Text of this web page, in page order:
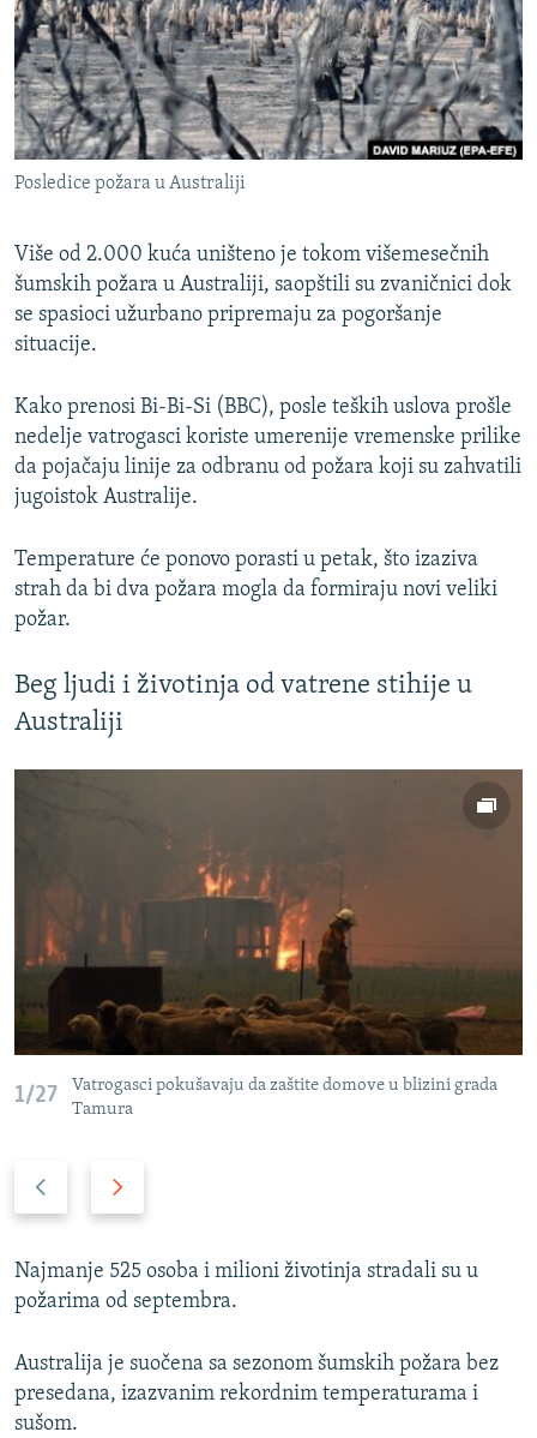
ISPRIČAJ MI
DNEVNO@RSE
SPECIJALI RSE
VIŠE OD NASLOVA
GENOCID U SREBRENICI
POPLAVE I KLIZIŠTA U BIH 2024.
TV LIBERTY
POST SCRIPTUM
TRI DECENIJE OD RATA U BIH
SVE KARTE DEJTONA
NASTANAK I RASPAD JUGOSLAVIJE
PRATITE NAS
Sve RFE/RL stranice
Posledice požara u Australiji
Više od 2.000 kuća uništeno je tokom višemesečnih
šumskih požara u Australiji, saopštili su zvaničnici dok
se spasioci užurbano pripremaju za pogoršanje
situacije.
Kako prenosi Bi-Bi-Si (BBC), posle teških uslova prošle
nedelje vatrogasci koriste umerenije vremenske prilike
da pojačaju linije za odbranu od požara koji su zahvatili
jugoistok Australije.
Temperature će ponovo porasti u petak, što izaziva
strah da bi dva požara mogla da formiraju novi veliki
požar.
Beg ljudi i životinja od vatrene stihije u
Australiji
1/27
Vatrogasci pokušavaju da zaštite domove u blizini grada
Tamura
t
h
d
n
i
e
d
i
s
Najmanje 525 osoba i milioni životinja stradali su u
požarima od septembra.
Australija je suočena sa sezonom šumskih požara bez
presedana, izazvanim rekordnim temperaturama i
sušom.